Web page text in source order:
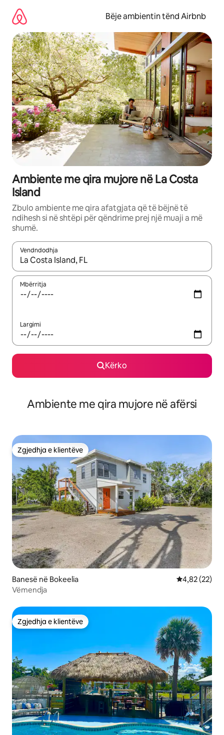
përmbajtja
Bëje ambientin tënd Airbnb
Ambiente me qira mujore në La Costa
Island
Zbulo ambiente me qira afatgjata që të bëjnë të
ndihesh si në shtëpi për qëndrime prej një muaji a më
shumë.
Vendndodhja
Kur rezultatet të jenë të disponueshme, lëviz me butonat e
Mbërritja
Largimi
Kërko
Ambiente me qira mujore në afërsi
Zgjedhja e klientëve
Zgjedhja e klientëve
Banesë në Bokeelia Vlerësimi
4,82 (22)
Vëmendja
Zgjedhja e klientëve
Zgjedhja e klientëve